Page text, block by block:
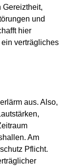
Gereiztheit,
und
hier
verträgliches
aus. Also,
Am
Pflicht.